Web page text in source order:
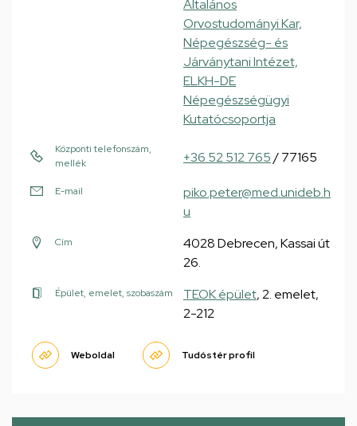
Általános
Orvostudományi Kar,
Népegészség- és
Járványtani Intézet,
ELKH-DE
Népegészségügyi
Kutatócsoportja
Központi telefonszám,
mellék
+36 52 512 765/ 77165
E-mail
piko.peter@med.unideb.h
u
Cím
4028 Debrecen, Kassai út
26.
Épület, emelet, szobaszám TEOK épület, 2. emelet,
2-212
Weboldal Tudóstér profil